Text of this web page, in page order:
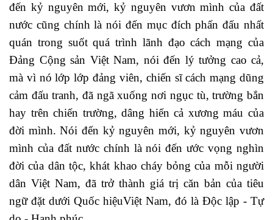
đến kỷ nguyên mới, kỷ nguyên vươn mình của đất
nước cũng chính là nói đến mục đích phấn đấu nhất
quán trong suốt quá trình lãnh đạo cách mạng của
Đảng Cộng sản Việt Nam, nói đến lý tưởng cao cả,
mà vì nó lớp lớp đảng viên, chiến sĩ cách mạng dũng
cảm đấu tranh, đã ngã xuống nơi ngục tù, trường bắn
hay trên chiến trường, dâng hiến cả xương máu của
đời mình. Nói đến kỷ nguyên mới, kỷ nguyên vươn
mình của đất nước chính là nói đến ước vọng nghìn
đời của dân tộc, khát khao cháy bỏng của mỗi người
dân Việt Nam, đã trở thành giá trị căn bản của tiêu
ngữ đặt dưới Quốc hiệuViệt Nam, đó là Độc lập - Tự